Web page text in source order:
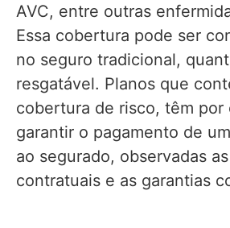
AVC, entre outras
Essa cobertura pode ser
no seguro tradicional,
resgatável. Planos que
cobertura de risco, têm por
garantir o pagamento de
ao segurado, observadas
contratuais e as garantias